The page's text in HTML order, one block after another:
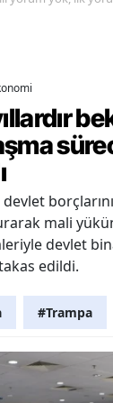
mali
devlet
edildi.
#Trampa